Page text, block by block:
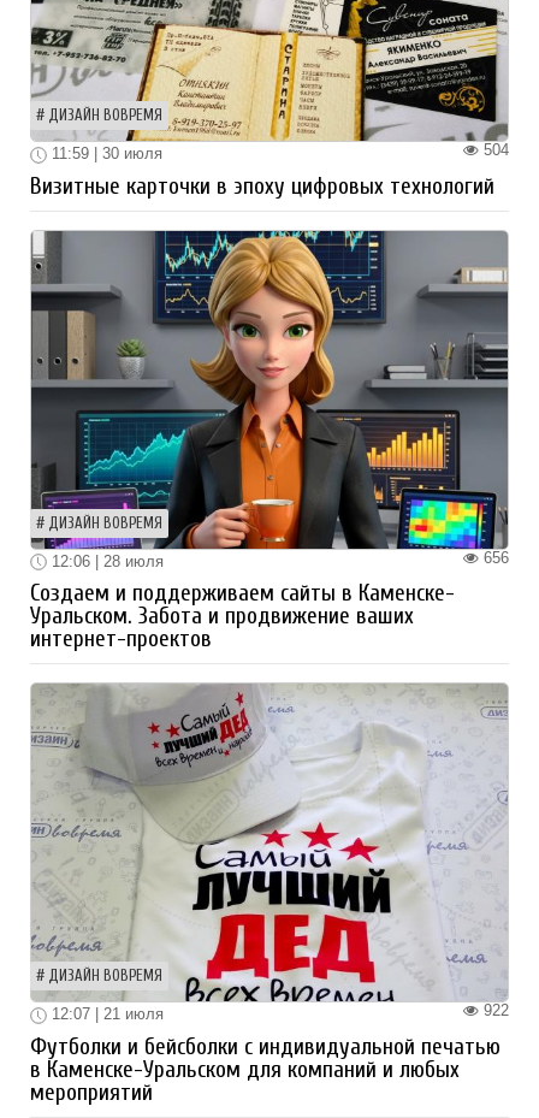
ДИЗАЙН ВОВРЕМЯ
504
11:59 | 30 июля
Визитные карточки в эпоху цифровых технологий
ДИЗАЙН ВОВРЕМЯ
656
12:06 | 28 июля
Создаем и поддерживаем сайты в Каменске-
Уральском. Забота и продвижение ваших
интернет-проектов
ДИЗАЙН ВОВРЕМЯ
922
12:07 | 21 июля
Футболки и бейсболки с индивидуальной печатью
в Каменске-Уральском для компаний и любых
мероприятий